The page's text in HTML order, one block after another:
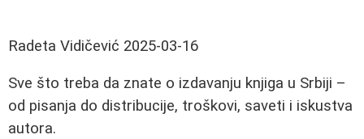
Radeta Vidičević 2025-03-16
Sve što treba da znate o izdavanju knjiga u Srbiji –
od pisanja do distribucije, troškovi, saveti i iskustva
autora.